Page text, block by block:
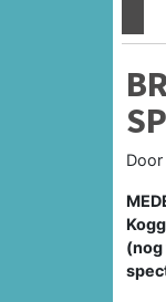
Door